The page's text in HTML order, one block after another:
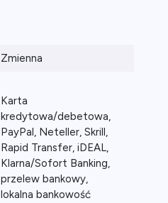
Zmienna
Karta
kredytowa/debetowa,
PayPal, Neteller, Skrill,
Rapid Transfer, iDEAL,
Klarna/Sofort Banking,
przelew bankowy,
lokalna bankowość